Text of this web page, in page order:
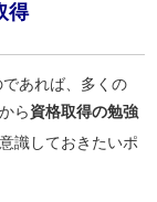
得
あれば、多くの
ら資格取得の勉強
識しておきたいポ